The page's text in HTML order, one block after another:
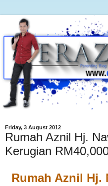
Friday, 3 August 2012
Rumah Aznil Hj.
Kerugian
Rumah Aznil Hj.